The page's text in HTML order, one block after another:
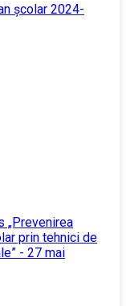
școlar 2024-
„Prevenirea
prin tehnici de
- 27 mai